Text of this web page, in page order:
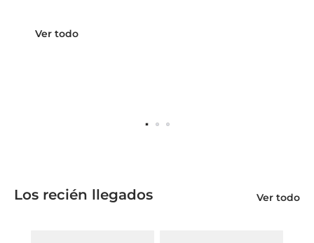
Ver todo
Los recién llegados Ver todo